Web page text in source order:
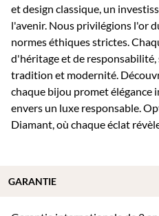
et design classique, un
l'avenir. Nous privilégions l'or
normes éthiques strictes.
d'héritage et de
tradition et modernité.
chaque bijou promet élégance
envers un luxe responsable.
Diamant, où chaque éclat
GARANTIE